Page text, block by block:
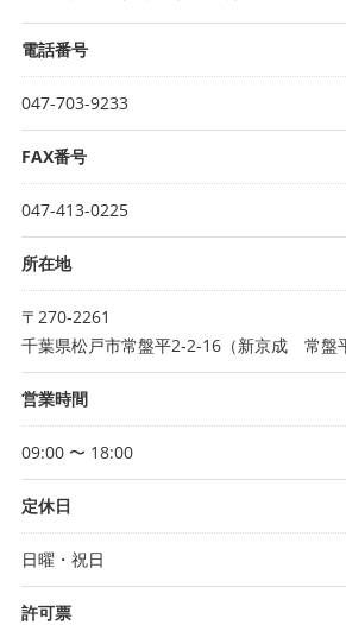
電話番号
047-703-9233
FAX番号
047-413-0225
所在地
〒270-2261
千葉県松戸市常盤平2-2-16（新京成 常盤
営業時間
09:00 〜 18:00
定休日
日曜・祝日
許可票